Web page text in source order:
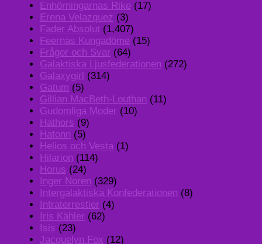
Enhörningarnas Rike (17)
Erena Velazquez (3)
Fader Absolut (1,407)
Feernas Kungadöme (15)
Frågor och Svar (64)
Galaktiska Ljusfederationen (272)
Galaxygirl (314)
Gatum (5)
Gillian MacBeth-Louthan (11)
Gudomliga Moder (10)
Hathors (9)
Hatonn (5)
Helios och Vesta (1)
Hilarion (114)
Horus (24)
Inger Noren (329)
Intergalaktiska Konfederationen (8)
Intraterrestier (4)
Iris Kähler (62)
Isis (23)
Jacquelyn Fox (12)